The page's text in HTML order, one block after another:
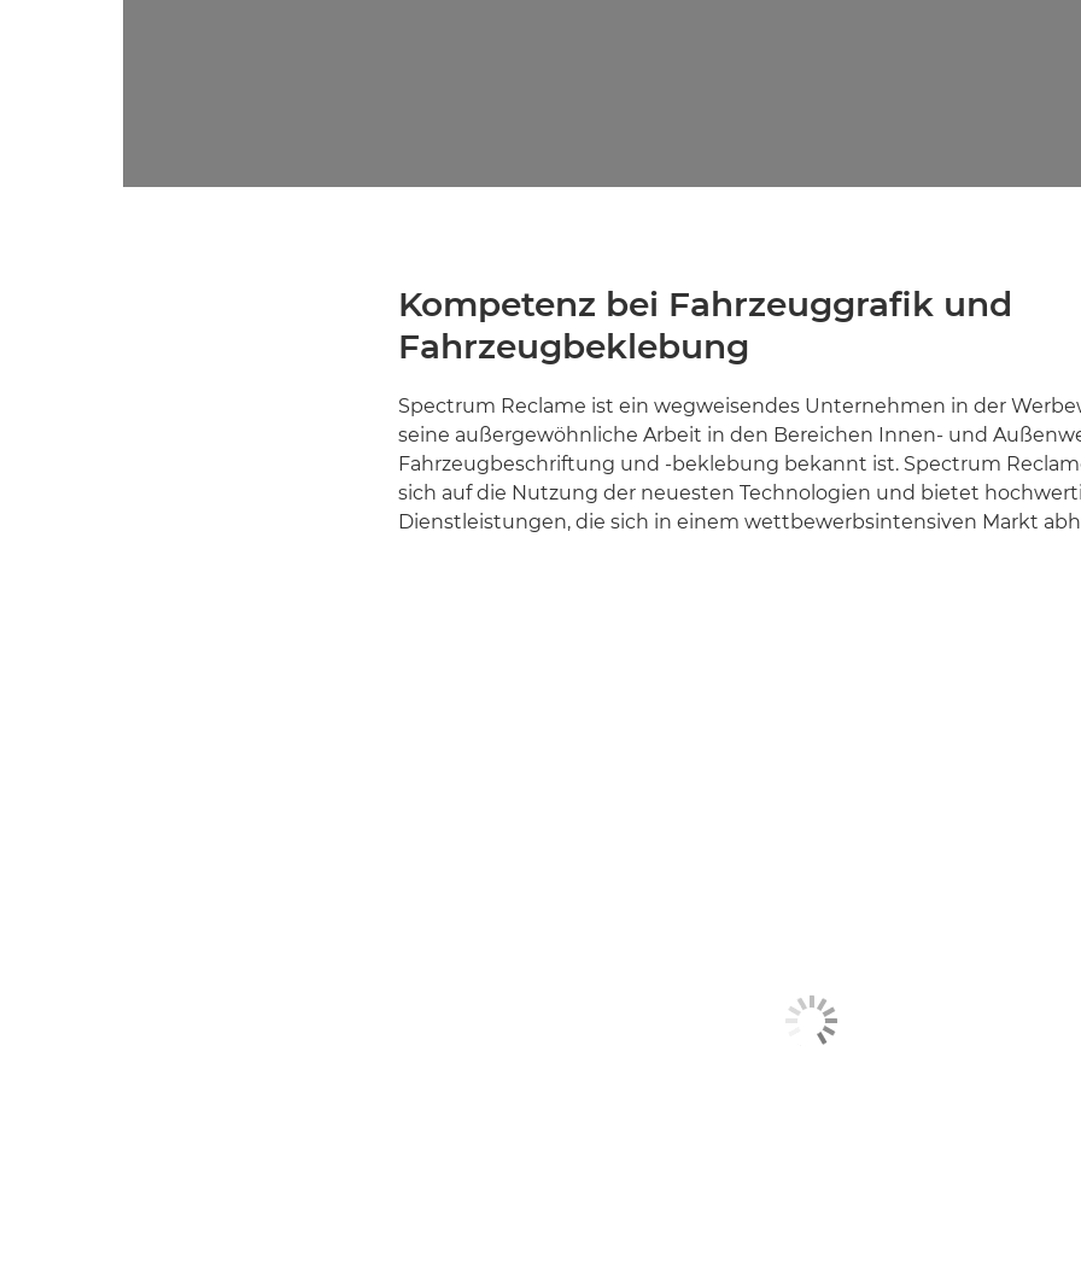
Kompetenz bei Fahrzeuggrafik und
Fahrzeugbeklebung
Spectrum Reclame ist ein wegweisendes Unternehmen in der
seine außergewöhnliche Arbeit in den Bereichen Innen- und
Fahrzeugbeschriftung und -beklebung bekannt ist. Spectrum
sich auf die Nutzung der neuesten Technologien und bietet
Dienstleistungen, die sich in einem wettbewerbsintensiven Markt